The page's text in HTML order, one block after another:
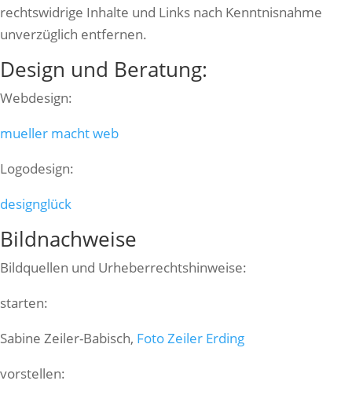
rechtswidrige Inhalte und Links nach Kenntnisnahme
unverzüglich entfernen.
Design und Beratung:
Webdesign:
mueller macht web
Logodesign:
designglück
Bildnachweise
Bildquellen und Urheberrechtshinweise:
starten:
Sabine Zeiler-Babisch, Foto Zeiler Erding
vorstellen: